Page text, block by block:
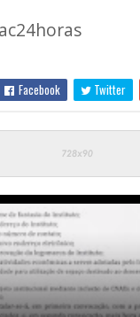
Facebook Twitter